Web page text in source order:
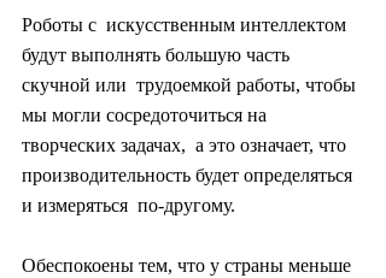
Роботы с  искусственным интеллектом
будут выполнять большую часть
скучной или  трудоемкой работы, чтобы
мы могли сосредоточиться на
творческих задачах,  а это означает, что
производительность будет определяться
и измеряться  по-другому.
Обеспокоены тем, что у страны меньше